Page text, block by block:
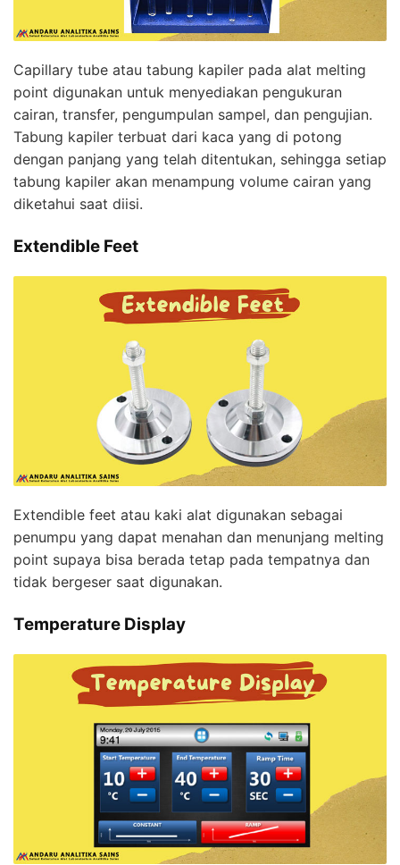
Capillary tube atau tabung kapiler pada alat melting
point digunakan untuk menyediakan pengukuran
cairan, transfer, pengumpulan sampel, dan pengujian.
Tabung kapiler terbuat dari kaca yang di potong
dengan panjang yang telah ditentukan, sehingga setiap
tabung kapiler akan menampung volume cairan yang
diketahui saat diisi.
Extendible Feet
Extendible feet atau kaki alat digunakan sebagai
penumpu yang dapat menahan dan menunjang melting
point supaya bisa berada tetap pada tempatnya dan
tidak bergeser saat digunakan.
Temperature Display